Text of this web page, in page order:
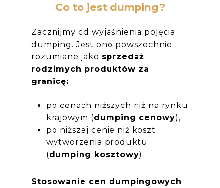
Co to jest dumping?
Zacznijmy od wyjaśnienia pojęcia
dumping. Jest ono powszechnie
rozumiane jako sprzedaż
rodzimych produktów za
granicę:
po cenach niższych niż na rynku
krajowym (dumping cenowy),
po niższej cenie niż koszt
wytworzenia produktu
(dumping kosztowy).
Stosowanie cen dumpingowych